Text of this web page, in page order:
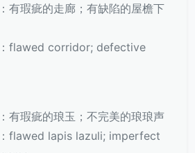
有瑕疵的走廊；有缺陷的屋檐下
flawed corridor; defective
有瑕疵的琅玉；不完美的琅琅声
flawed lapis lazuli; imperfect